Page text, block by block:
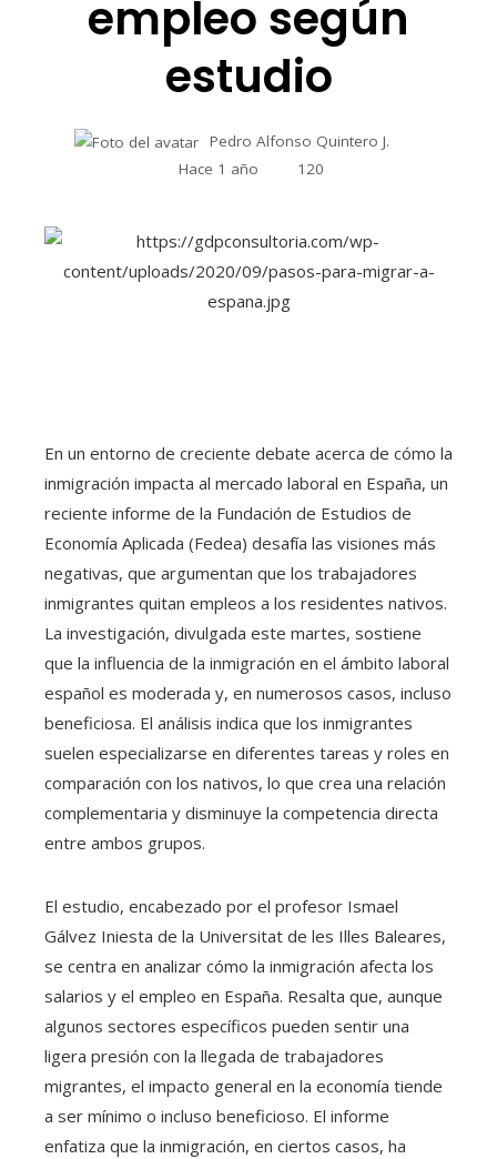
empleo según
estudio
Pedro Alfonso Quintero J.
Hace 1 año
120
En un entorno de creciente debate acerca de cómo la
inmigración impacta al mercado laboral en España, un
reciente informe de la Fundación de Estudios de
Economía Aplicada (Fedea) desafía las visiones más
negativas, que argumentan que los trabajadores
inmigrantes quitan empleos a los residentes nativos.
La investigación, divulgada este martes, sostiene
que la influencia de la inmigración en el ámbito laboral
español es moderada y, en numerosos casos, incluso
beneficiosa. El análisis indica que los inmigrantes
suelen especializarse en diferentes tareas y roles en
comparación con los nativos, lo que crea una relación
complementaria y disminuye la competencia directa
entre ambos grupos.
El estudio, encabezado por el profesor Ismael
Gálvez Iniesta de la Universitat de les Illes Baleares,
se centra en analizar cómo la inmigración afecta los
salarios y el empleo en España. Resalta que, aunque
algunos sectores específicos pueden sentir una
ligera presión con la llegada de trabajadores
migrantes, el impacto general en la economía tiende
a ser mínimo o incluso beneficioso. El informe
enfatiza que la inmigración, en ciertos casos, ha